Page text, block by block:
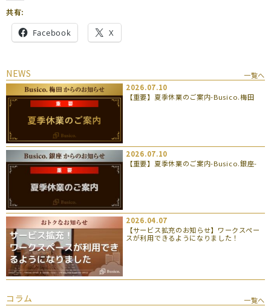
共有:
Facebook X
NEWS
一覧へ
2026.07.10
【重要】夏季休業のご案内-Busico.梅田
2026.07.10
【重要】夏季休業のご案内-Busico.銀座-
2026.04.07
【サービス拡充のお知らせ】ワークスペー
スが利用できるようになりました！
コラム
一覧へ